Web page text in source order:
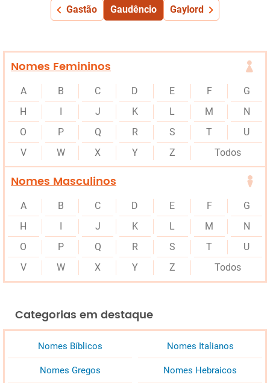
Gastão Gaudêncio Gaylord
Nomes Femininos
A B C D E F
G
H
J K L M
N
O
P Q R S T
U
V
W X Y Z Todos
Nomes Masculinos
A B C D E F
G
H
J K L M
N
O
P Q R S T
U
V
W X Y Z Todos
Categorias em destaque
Nomes Bíblicos Nomes Italianos
Nomes Gregos Nomes Hebraicos